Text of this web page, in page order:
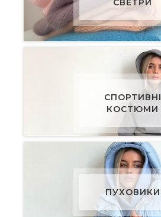
СВЕТРИ
СПОРТИВНІ
КОСТЮМИ
ПУХОВИКИ